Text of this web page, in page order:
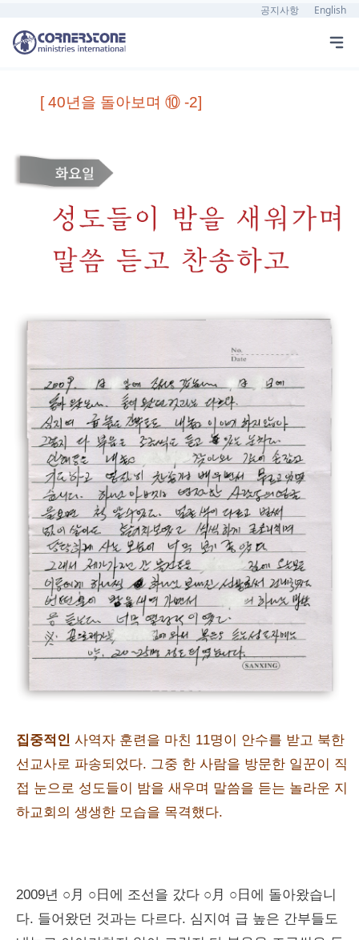
공지사항 English
[ 40년을 돌아보며 ⑩ -2]
집중적인 사역자 훈련을 마친 11명이 안수를 받고 북한
선교사로 파송되었다. 그중 한 사람을 방문한 일꾼이 직
접 눈으로 성도들이 밤을 새우며 말씀을 듣는 놀라운 지
하교회의 생생한 모습을 목격했다.
2009년 ○月 ○日에 조선을 갔다 ○月 ○日에 돌아왔습니
다. 들어왔던 것과는 다르다. 심지여 급 높은 간부들도